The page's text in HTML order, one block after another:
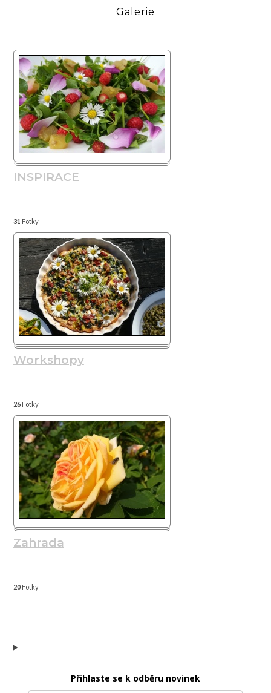
Galerie
INSPIRACE
31 Fotky
Workshopy
26Fotky
Zahrada
20Fotky
Přihlaste se k odběru novinek